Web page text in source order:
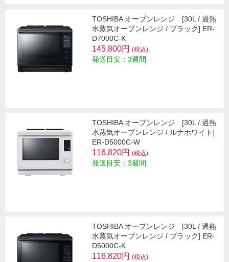
TOSHIBA オーブンレンジ [30L / 過熱
水蒸気オーブンレンジ / ブラック] ER-
D7000C-K
145,800円 (税込)
発送目安：3週間
TOSHIBA オーブンレンジ [30L / 過熱
水蒸気オーブンレンジ / ルナホワイト]
ER-D5000C-W
116,820円 (税込)
発送目安：3週間
TOSHIBA オーブンレンジ [30L / 過熱
水蒸気オーブンレンジ / ブラック] ER-
D5000C-K
116,820円 (税込)